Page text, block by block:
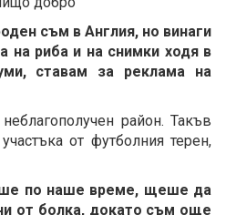
съм в Англия, но винаги
на риба и на снимки ходя в
ставам за реклама на
район. Такъв
от футболния терен,
по наше време, щеше да
от болка, докато съм още